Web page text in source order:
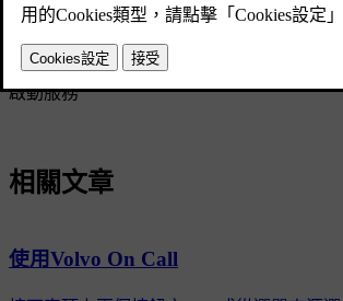
鑰匙鎖
SOS 與 On Call 按鈕鎖定/解鎖
啟動訂閱
啟動服務
相關文章
使用Volvo On Call